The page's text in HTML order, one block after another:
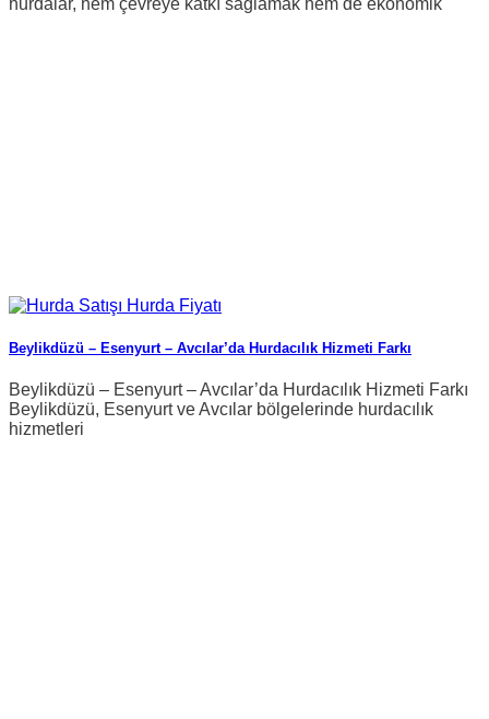
Beylikdüzü – Esenyurt – Avcılar’da Hurdacılık Hizmeti Farkı
Beylikdüzü – Esenyurt – Avcılar’da Hurdacılık Hizmeti Farkı
Beylikdüzü, Esenyurt ve Avcılar bölgelerinde hurdacılık
hizmetleri